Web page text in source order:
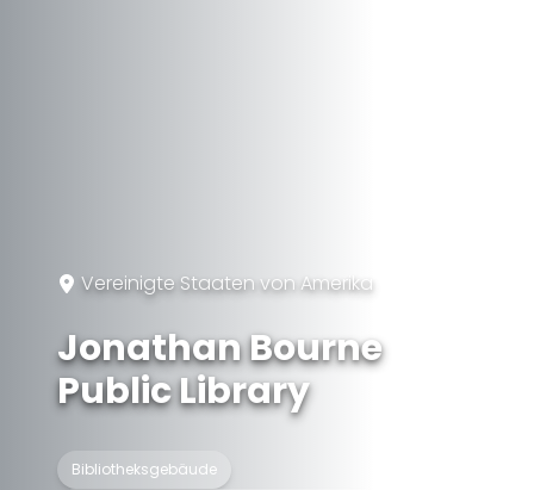
Vereinigte Staaten von Amerika
Jonathan Bourne
Public Library
Bibliotheksgebäude